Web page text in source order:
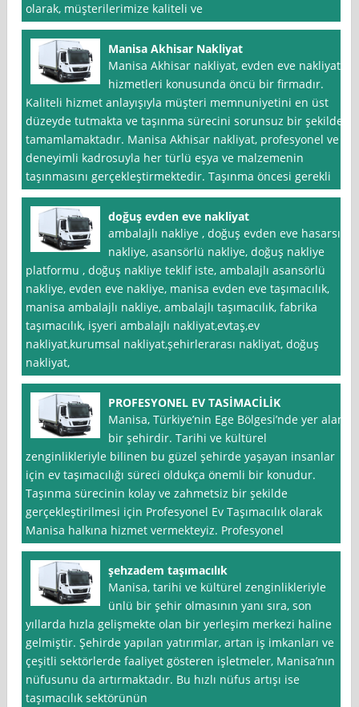
olarak, müşterilerimize kaliteli ve
Manisa Akhisar Nakliyat
Manisa Akhisar nakliyat, evden eve nakliyat
hizmetleri konusunda öncü bir firmadır.
Kaliteli hizmet anlayışıyla müşteri memnuniyetini en üst
düzeyde tutmakta ve taşınma sürecini sorunsuz bir şekilde
tamamlamaktadır. Manisa Akhisar nakliyat, profesyonel ve
deneyimli kadrosuyla her türlü eşya ve malzemenin
taşınmasını gerçekleştirmektedir. Taşınma öncesi gerekli
doğuş evden eve nakliyat
ambalajlı nakliye , doğuş evden eve hasarsız
nakliye, asansörlü nakliye, doğuş nakliye
platformu , doğuş nakliye teklif iste, ambalajlı asansörlü
nakliye, evden eve nakliye, manisa evden eve taşımacılık,
manisa ambalajlı nakliye, ambalajlı taşımacılık, fabrika
taşımacılık, işyeri ambalajlı nakliyat,evtaş,ev
nakliyat,kurumsal nakliyat,şehirlerarası nakliyat, doğuş
nakliyat,
PROFESYONEL EV TASİMACİLİK
Manisa, Türkiye’nin Ege Bölgesi’nde yer alan
bir şehirdir. Tarihi ve kültürel
zenginlikleriyle bilinen bu güzel şehirde yaşayan insanlar
için ev taşımacılığı süreci oldukça önemli bir konudur.
Taşınma sürecinin kolay ve zahmetsiz bir şekilde
gerçekleştirilmesi için Profesyonel Ev Taşımacılık olarak
Manisa halkına hizmet vermekteyiz. Profesyonel
şehzadem taşımacılık
Manisa, tarihi ve kültürel zenginlikleriyle
ünlü bir şehir olmasının yanı sıra, son
yıllarda hızla gelişmekte olan bir yerleşim merkezi haline
gelmiştir. Şehirde yapılan yatırımlar, artan iş imkanları ve
çeşitli sektörlerde faaliyet gösteren işletmeler, Manisa’nın
nüfusunu da artırmaktadır. Bu hızlı nüfus artışı ise
taşımacılık sektörünün